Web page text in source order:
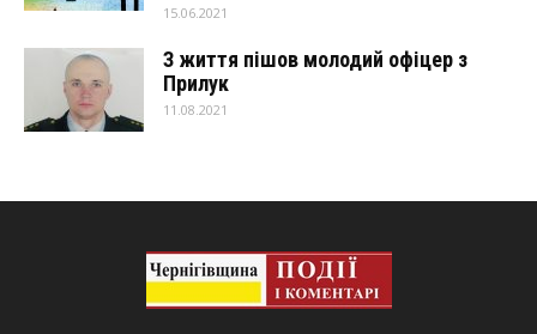
15.06.2021
З життя пішов молодий офіцер з
Прилук
11.08.2021